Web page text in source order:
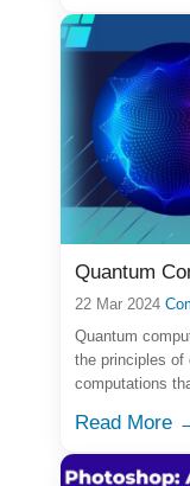
Quantum
22 Mar 2024
Quantum
the principles of
computations
Read More